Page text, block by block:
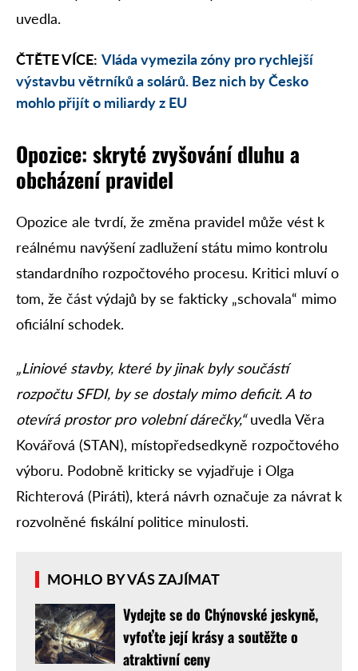
uvedla.
ČTĚTE VÍCE: Vláda vymezila zóny pro rychlejší
výstavbu větrníků a solárů. Bez nich by Česko
mohlo přijít o miliardy z EU
Opozice: skryté zvyšování dluhu a
obcházení pravidel
Opozice ale tvrdí, že změna pravidel může vést k
reálnému navýšení zadlužení státu mimo kontrolu
standardního rozpočtového procesu. Kritici mluví o
tom, že část výdajů by se fakticky „schovala“ mimo
oficiální schodek.
„Liniové stavby, které by jinak byly součástí
rozpočtu SFDI, by se dostaly mimo deficit. A to
otevírá prostor pro volební dárečky,“uvedla Věra
Kovářová (STAN), místopředsedkyně rozpočtového
výboru. Podobně kriticky se vyjadřuje i Olga
Richterová (Piráti), která návrh označuje za návrat k
rozvolněné fiskální politice minulosti.
MOHLO BY VÁS ZAJÍMAT
Vydejte se do Chýnovské jeskyně,
vyfoťte její krásy a soutěžte o
atraktivní ceny